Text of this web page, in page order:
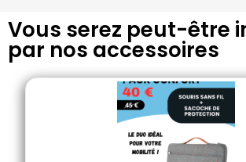
Vous serez peut-être
par nos accessoires